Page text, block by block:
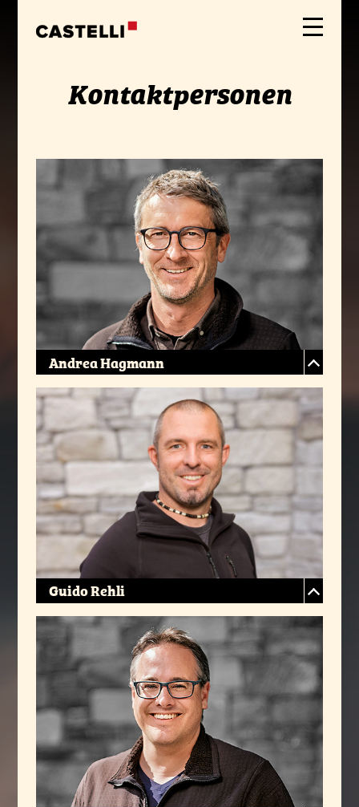
Kontaktpersonen
Andrea Hagmann
Guido Rehli